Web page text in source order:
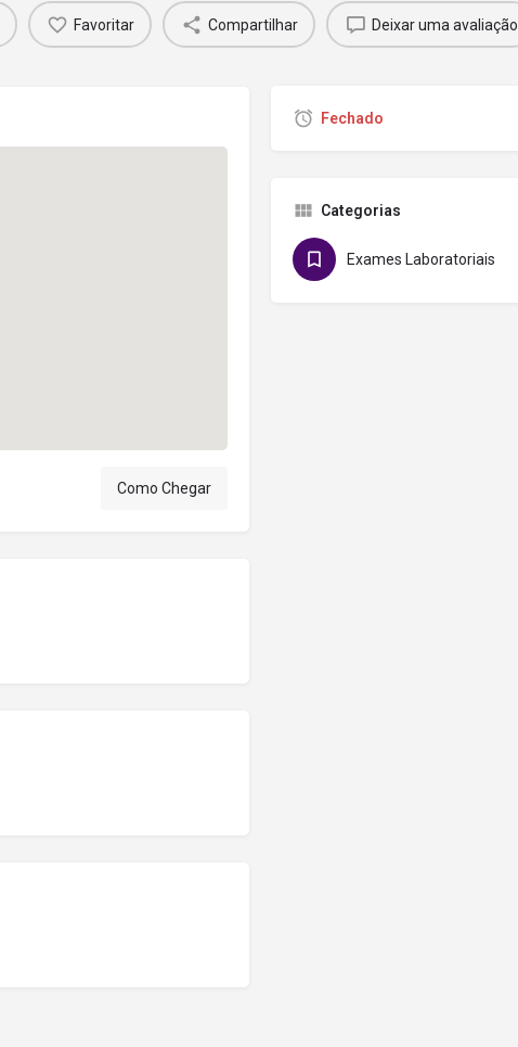
Favoritar Compartilhar Deixar uma avaliação
Como Chegar
Fechado
Categorias
Exames Laboratoriais